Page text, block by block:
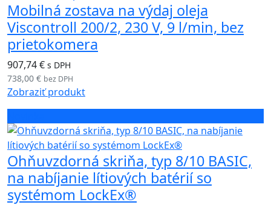
Mobilná zostava na výdaj oleja
Viscontroll 200/2, 230 V, 9 l/min, bez
prietokomera
907,74 € s DPH
738,00 € bez DPH
Zobraziť produkt
Ohňuvzdorná skriňa, typ 8/10 BASIC,
na nabíjanie lítiových batérií so
systémom LockEx®